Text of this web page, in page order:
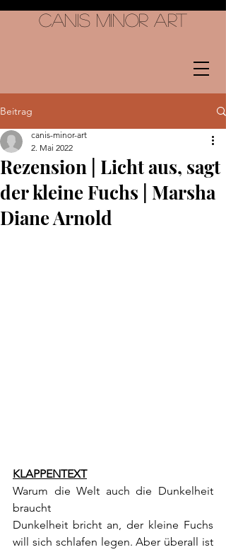
Canis Minor Art
Beitrag
Rezension | Licht aus, sagt
der kleine Fuchs | Marsha
Diane Arnold
canis-minor-art
2. Mai 2022
KLAPPENTEXT
Warum die Welt auch die Dunkelheit
braucht
Dunkelheit bricht an, der kleine Fuchs
will sich schlafen legen. Aber überall ist